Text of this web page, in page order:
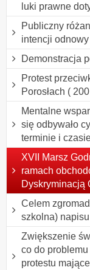
luki prawne
Publiczny
intencji
Demonstracja
Protest
Porosłach (
Mentalne
się odbywało
terminie i
XVII Marsz
ramach
Dyskryminacją
Celem
szkolna)
Zwiększenie
co do
protestu